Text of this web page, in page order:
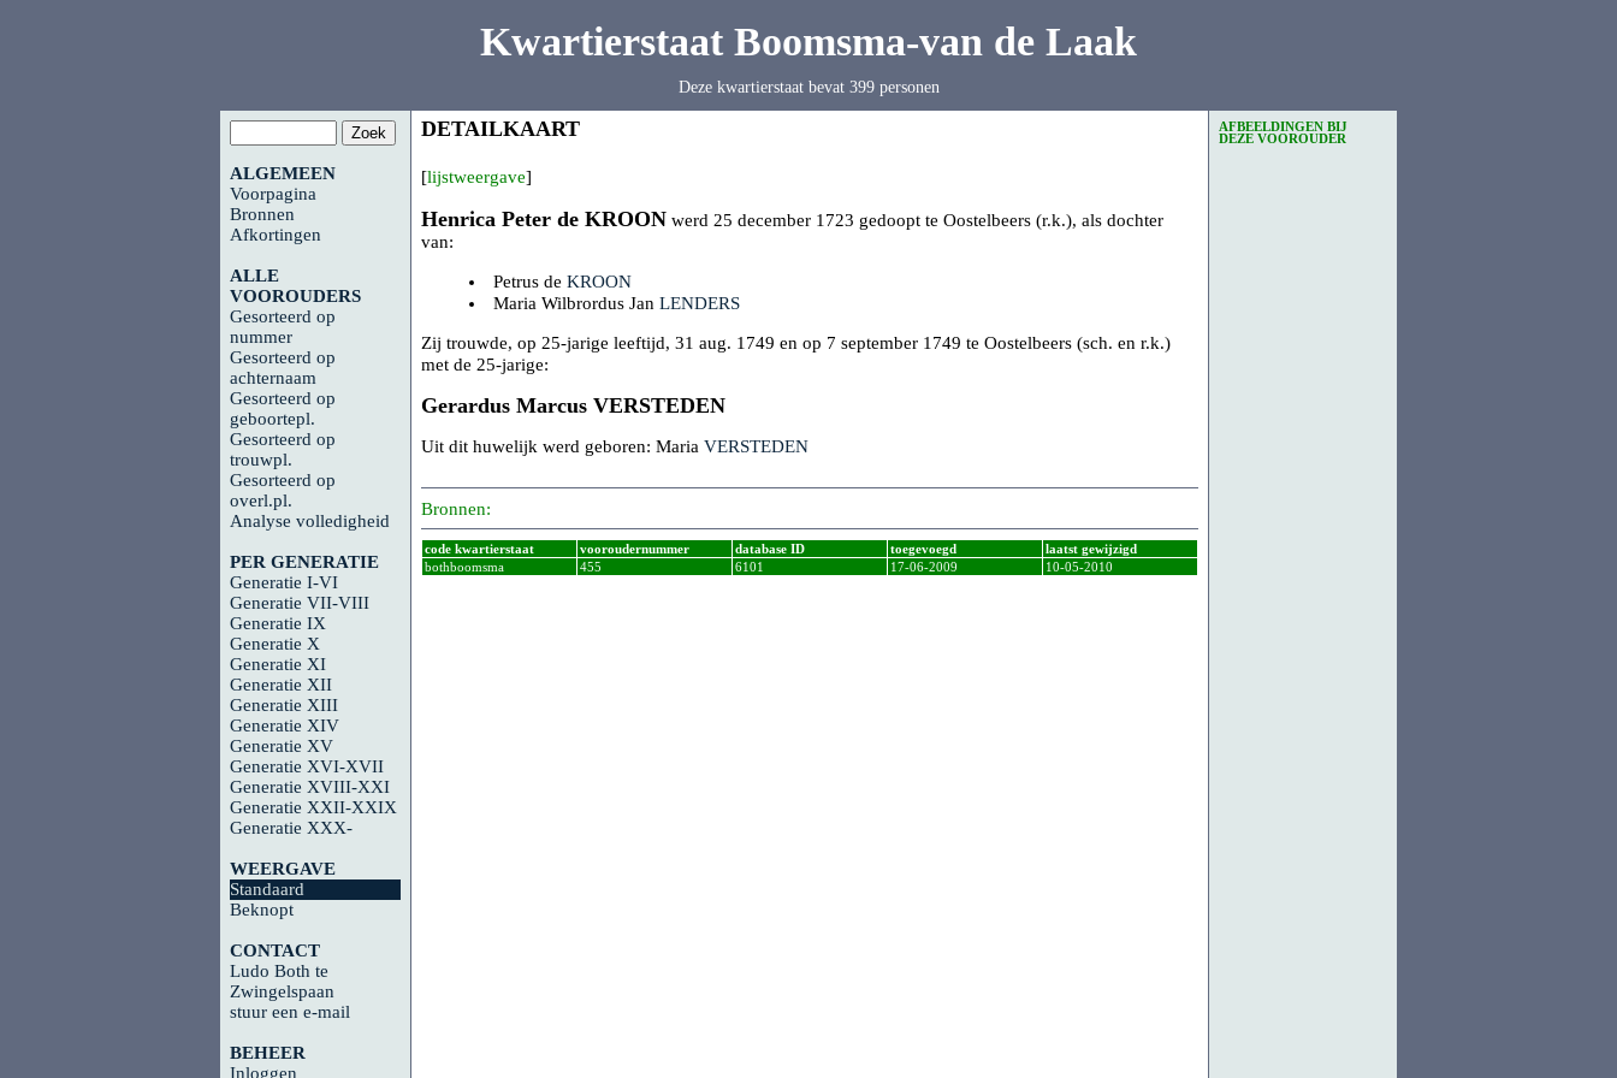
Kwartierstaat Boomsma-van de Laak
Deze kwartierstaat bevat 399 personen
ALGEMEEN
Voorpagina
Bronnen
Afkortingen
ALLE
VOOROUDERS
Gesorteerd op
nummer
Gesorteerd op
achternaam
Gesorteerd op
geboortepl.
Gesorteerd op
trouwpl.
Gesorteerd op
overl.pl.
Analyse volledigheid
PER GENERATIE
Generatie I-VI
Generatie VII-VIII
Generatie IX
Generatie X
Generatie XI
Generatie XII
Generatie XIII
Generatie XIV
Generatie XV
Generatie XVI-XVII
Generatie XVIII-XXI
Generatie XXII-XXIX
Generatie XXX-
WEERGAVE
Standaard
Beknopt
CONTACT
Ludo Both te
Zwingelspaan
stuur een e-mail
BEHEER
Inloggen
DETAILKAART
[lijstweergave]
Henrica Peter de KROON werd 25 december 1723 gedoopt te Oostelbeers (r.k.), als dochter
van:
Petrus de KROON
Maria Wilbrordus Jan LENDERS
Zij trouwde, op 25-jarige leeftijd, 31 aug. 1749 en op 7 september 1749 te Oostelbeers (sch. en r.k.)
met de 25-jarige:
Gerardus Marcus VERSTEDEN
Uit dit huwelijk werd geboren: Maria VERSTEDEN
Bronnen:
code kwartierstaat vooroudernummer database ID toegevoegd
laatst gewijzigd
bothboomsma
455 6101 17-06-2009 10-05-2010
AFBEELDINGEN BIJ
DEZE VOOROUDER